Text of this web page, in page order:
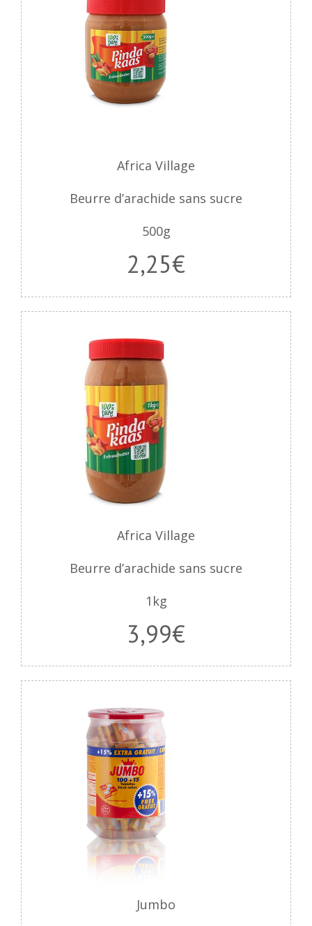
Africa Village
Beurre d’arachide sans sucre
500g
2,25€
Africa Village
Beurre d’arachide sans sucre
1kg
3,99€
Jumbo